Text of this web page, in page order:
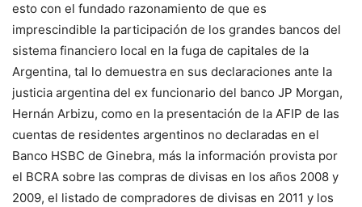
esto con el fundado razonamiento de que es
imprescindible la participación de los grandes bancos del
sistema financiero local en la fuga de capitales de la
Argentina, tal lo demuestra en sus declaraciones ante la
justicia argentina del ex funcionario del banco JP Morgan,
Hernán Arbizu, como en la presentación de la AFIP de las
cuentas de residentes argentinos no declaradas en el
Banco HSBC de Ginebra, más la información provista por
el BCRA sobre las compras de divisas en los años 2008 y
2009, el listado de compradores de divisas en 2011 y los